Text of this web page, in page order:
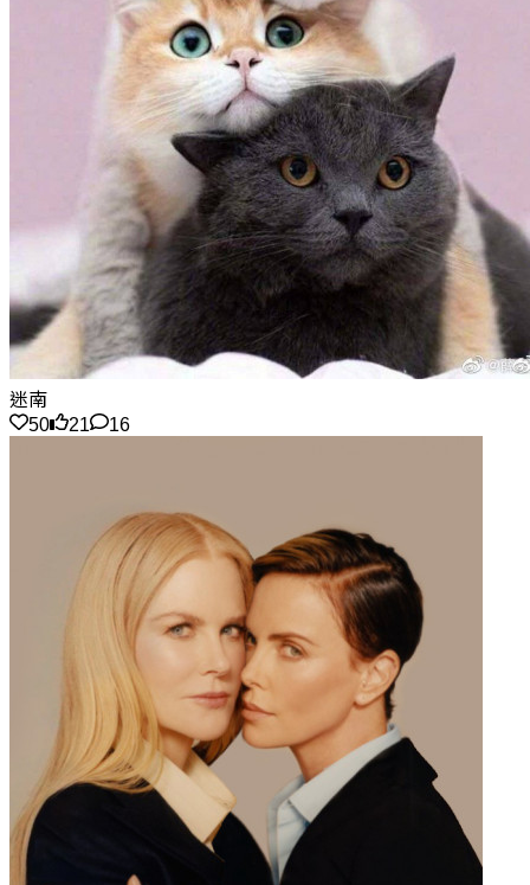
迷南
50
21 16